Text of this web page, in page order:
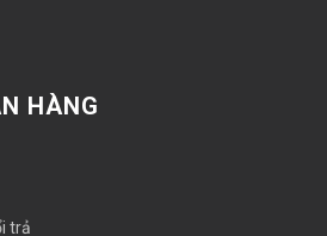
HÀNG
trả